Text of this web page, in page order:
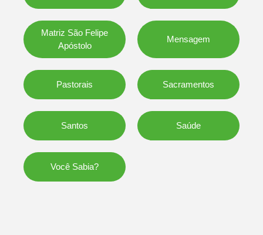
Matriz São Felipe
Apóstolo
Mensagem
Pastorais Sacramentos
Santos Saúde
Você Sabia?